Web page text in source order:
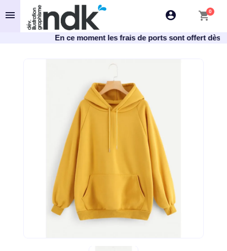
account_circle shopping_cart0
En ce moment les frais de ports sont offert dès
menu